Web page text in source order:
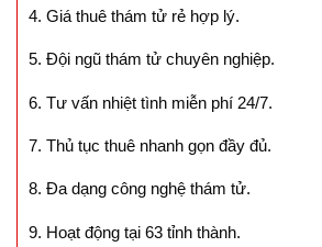
4. Giá thuê thám tử rẻ hợp lý.
5. Đội ngũ thám tử chuyên nghiệp.
6. Tư vấn nhiệt tình miễn phí 24/7.
7. Thủ tục thuê nhanh gọn đầy đủ.
8. Đa dạng công nghệ thám tử.
9. Hoạt động tại 63 tỉnh thành.